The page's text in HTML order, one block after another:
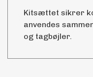
Kitsættet sikrer
anvendes
og tagbøjler.